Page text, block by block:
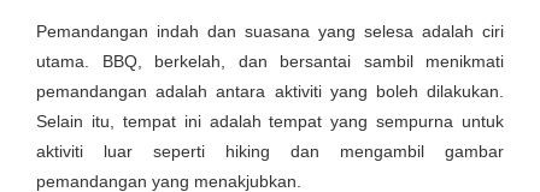
Pemandangan indah dan suasana yang selesa adalah ciri
utama. BBQ, berkelah, dan bersantai sambil menikmati
pemandangan adalah antara aktiviti yang boleh dilakukan.
Selain itu, tempat ini adalah tempat yang sempurna untuk
aktiviti luar seperti hiking dan mengambil gambar
pemandangan yang menakjubkan.